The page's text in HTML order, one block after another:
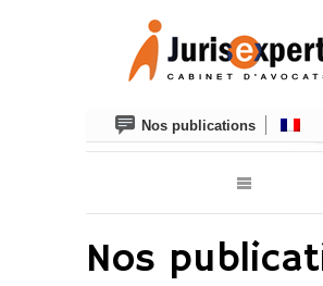
Nos publications
Nos